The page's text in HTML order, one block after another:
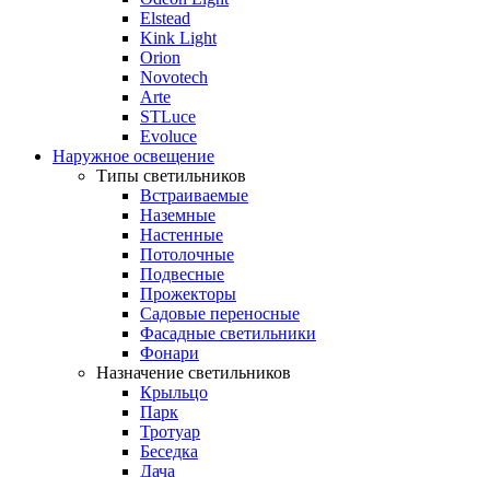
Elstead
Kink Light
Orion
Novotech
Arte
STLuce
Evoluce
Наружное освещение
Типы светильников
Встраиваемые
Наземные
Настенные
Потолочные
Подвесные
Прожекторы
Садовые переносные
Фасадные светильники
Фонари
Назначение светильников
Крыльцо
Парк
Тротуар
Беседка
Дача